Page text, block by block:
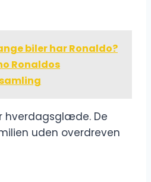
biler har Ronaldo?
Ronaldos
hverdagsglæde. De
uden overdreven